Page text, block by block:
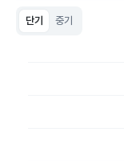
단기 중기
The chart has 1
The chart has 1 Y